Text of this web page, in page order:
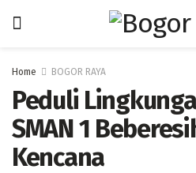
Home BOGOR RAYA
Peduli
SMAN 1
Kencana